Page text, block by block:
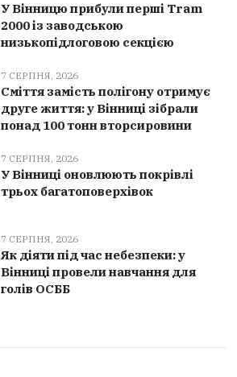
У Вінницю прибули перші Tram
2000 із заводською
низькопідлоговою секцією
7 СЕРПНЯ, 2026
Сміття замість полігону отримує
друге життя: у Вінниці зібрали
понад 100 тонн вторсировини
7 СЕРПНЯ, 2026
У Вінниці оновлюють покрівлі
трьох багатоповерхівок
7 СЕРПНЯ, 2026
Як діяти під час небезпеки: у
Вінниці провели навчання для
голів ОСББ